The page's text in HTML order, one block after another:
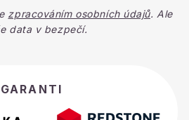
zpracováním osobních údajů. Ale
data v bezpečí.
GARANTI